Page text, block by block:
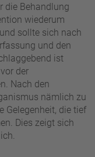
die Behandlung
wiederum
sollte sich nach
und den
ist
der
Nach den
nämlich zu
Gelegenheit, die tief
Dies zeigt sich